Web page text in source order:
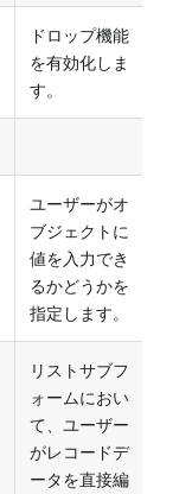
ドロップ機能
を有効化しま
す。
ユーザーがオ
ブジェクトに
値を入力でき
るかどうかを
指定します。
リストサブフ
ォームにおい
て、ユーザー
がレコードデ
ータを直接編